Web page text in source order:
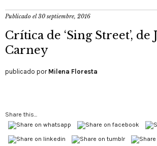
Publicado el30 septiembre, 2016
Crítica de ‘Sing Street’, de
Carney
publicado por Milena Floresta
Share this...